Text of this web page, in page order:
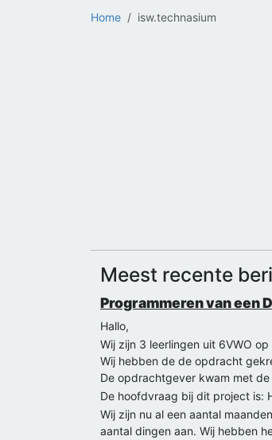
Home isw.technasium
Meest recente
Programmeren van een
Hallo,
Wij zijn 3 leerlingen uit 6VWO
Wij hebben de de opdracht
De opdrachtgever kwam met
De hoofdvraag bij dit project is:
Wij zijn nu al een aantal
aantal dingen aan. Wij hebben